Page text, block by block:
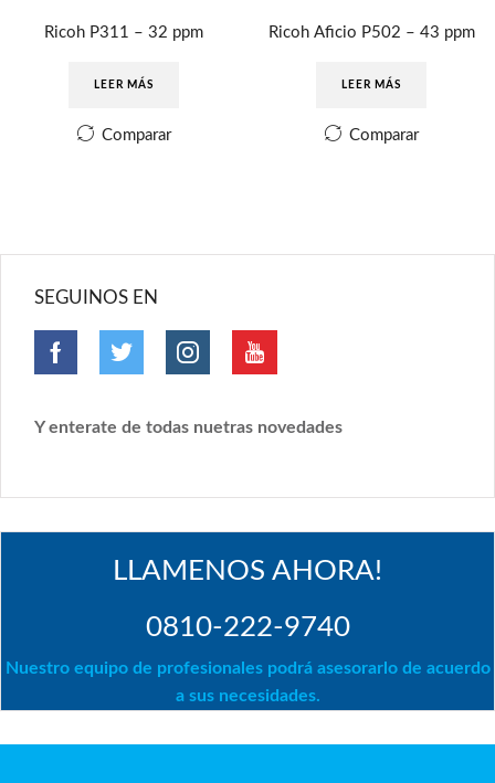
Ricoh P311 – 32 ppm
LEER MÁS
Comparar
Ricoh Aficio P502 – 43 ppm
LEER MÁS
Comparar
SEGUINOS EN
Y enterate de todas nuetras novedades
LLAMENOS AHORA!
0810-222-9740
Nuestro equipo de profesionales podrá asesorarlo de acuerdo
a sus necesidades.